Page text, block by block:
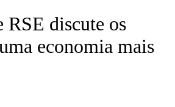
RSE discute os
economia mais